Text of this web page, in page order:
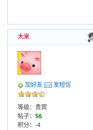
大米
加好友 发短信
等级：贵宾
帖子： 56
积分：-4